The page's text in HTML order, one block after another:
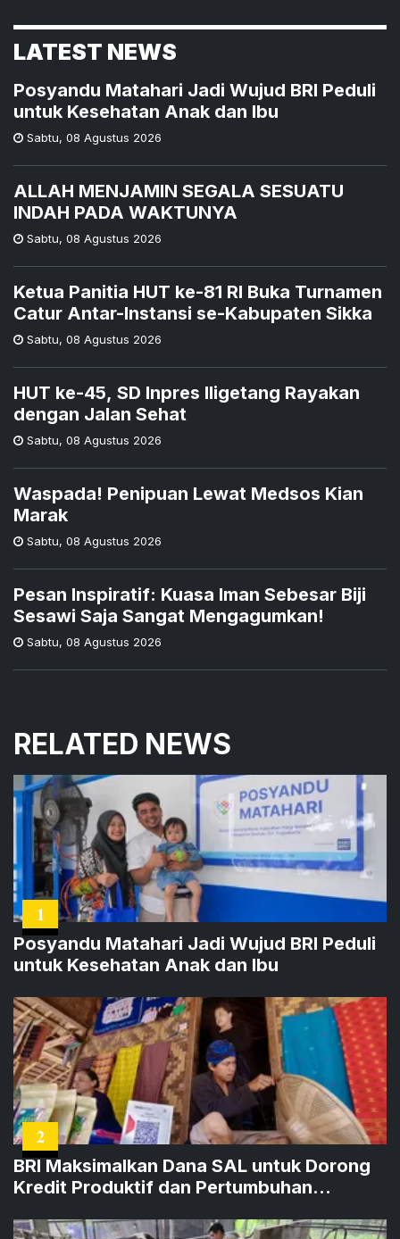
LATEST NEWS
Posyandu Matahari Jadi Wujud BRI Peduli
untuk Kesehatan Anak dan Ibu
Sabtu, 08 Agustus 2026
ALLAH MENJAMIN SEGALA SESUATU
INDAH PADA WAKTUNYA
Sabtu, 08 Agustus 2026
Ketua Panitia HUT ke-81 RI Buka Turnamen
Catur Antar-Instansi se-Kabupaten Sikka
Sabtu, 08 Agustus 2026
HUT ke-45, SD Inpres Iligetang Rayakan
dengan Jalan Sehat
Sabtu, 08 Agustus 2026
Waspada! Penipuan Lewat Medsos Kian
Marak
Sabtu, 08 Agustus 2026
Pesan Inspiratif: Kuasa Iman Sebesar Biji
Sesawi Saja Sangat Mengagumkan!
Sabtu, 08 Agustus 2026
RELATED NEWS
1
Posyandu Matahari Jadi Wujud BRI Peduli
untuk Kesehatan Anak dan Ibu
2
BRI Maksimalkan Dana SAL untuk Dorong
Kredit Produktif dan Pertumbuhan